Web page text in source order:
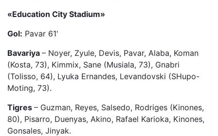
«Education City Stadium»
Gol: Pavar 61'
Bavariya – Noyer, Zyule, Devis, Pavar, Alaba, Koman
(Kosta, 73), Kimmix, Sane (Musiala, 73), Gnabri
(Tolisso, 64), Lyuka Ernandes, Levandovski (SHupo-
Moting, 73).
Tigres – Guzman, Reyes, Salsedo, Rodriges (Kinones,
80), Pisarro, Duenyas, Akino, Rafael Karioka, Kinones,
Gonsales, Jinyak.